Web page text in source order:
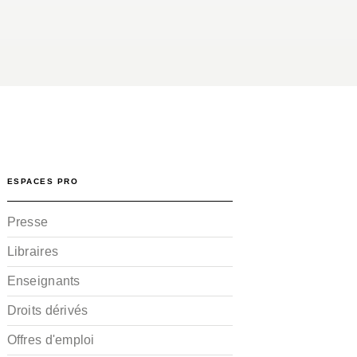
ESPACES PRO
Presse
Libraires
Enseignants
Droits dérivés
Offres d'emploi